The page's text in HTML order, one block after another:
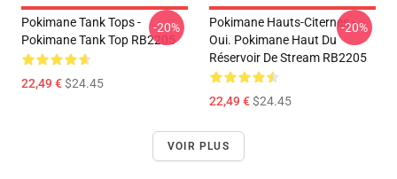
Pokimane Tank Tops -
Pokimane Tank Top RB2205
22,49 €$24.45
-20%
Pokimane Hauts-Citernes -
Oui. Pokimane Haut Du
Réservoir De Stream RB2205
22,49 €$24.45
-20%
VOIR PLUS